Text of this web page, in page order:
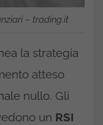
– trading.it
la strategia
atteso
nullo. Gli
un RSI